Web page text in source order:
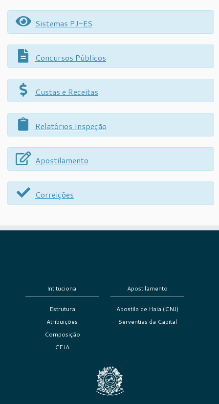
Sistemas PJ-ES
Concursos Públicos
Custas e Receitas
Relatórios Inspeção
Apostilamento
Correições
Intitucional
Estrutura
Atribuições
Composição
CEJA
Apostilamento
Apostila de Haia (CNJ)
Serventias da Capital